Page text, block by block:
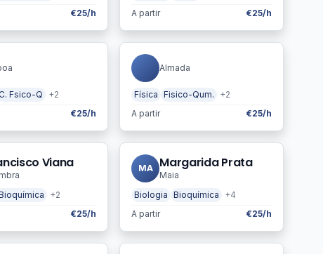
€25/h
A partir
€25/h
C. Fsico-Q
+2
€25/h
Almada
Física Fisico-Qum.
+2
A partir
€25/h
Viana
+2
€25/h
MA Margarida Prata
Maia
Biologia
Bioquímica
+4
A partir
€25/h